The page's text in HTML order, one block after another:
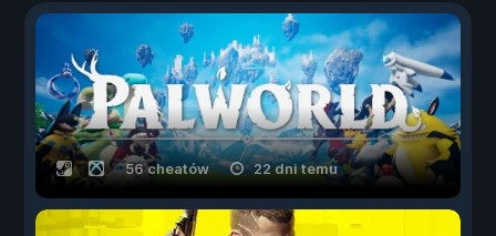
56 cheatów 22 dni temu